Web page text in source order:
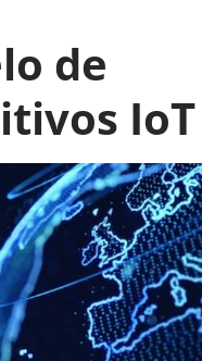
de
IoT